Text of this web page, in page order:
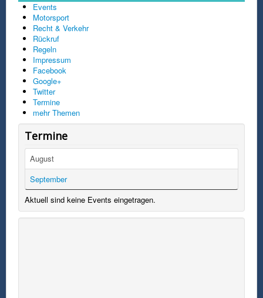
Events
Motorsport
Recht & Verkehr
Rückruf
Regeln
Impressum
Facebook
Google+
Twitter
Termine
mehr Themen
Termine
August
September
Aktuell sind keine Events eingetragen.